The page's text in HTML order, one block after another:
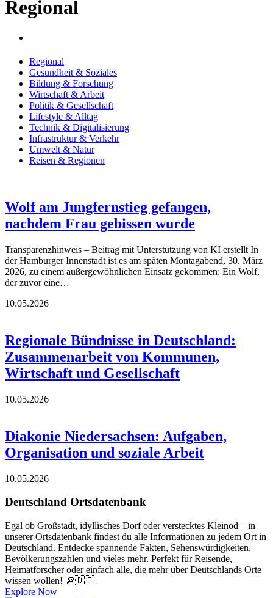
Regional
Regional
Gesundheit & Soziales
Bildung & Forschung
Wirtschaft & Arbeit
Politik & Gesellschaft
Lifestyle & Alltag
Technik & Digitalisierung
Infrastruktur & Verkehr
Umwelt & Natur
Reisen & Regionen
Wolf am Jungfernstieg gefangen,
nachdem Frau gebissen wurde
Transparenzhinweis – Beitrag mit Unterstützung von KI erstellt In
der Hamburger Innenstadt ist es am späten Montagabend, 30. März
2026, zu einem außergewöhnlichen Einsatz gekommen: Ein Wolf,
der zuvor eine…
10.05.2026
Regionale Bündnisse in Deutschland:
Zusammenarbeit von Kommunen,
Wirtschaft und Gesellschaft
10.05.2026
Diakonie Niedersachsen: Aufgaben,
Organisation und soziale Arbeit
10.05.2026
Deutschland Ortsdatenbank
Egal ob Großstadt, idyllisches Dorf oder verstecktes Kleinod – in
unserer Ortsdatenbank findest du alle Informationen zu jedem Ort in
Deutschland. Entdecke spannende Fakten, Sehenswürdigkeiten,
Bevölkerungszahlen und vieles mehr. Perfekt für Reisende,
Heimatforscher oder einfach alle, die mehr über Deutschlands Orte
wissen wollen! 🔎🇩🇪
Explore Now